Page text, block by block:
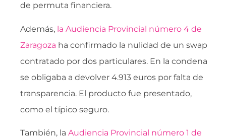
de permuta financiera.
Además, la Audiencia Provincial número 4 de
Zaragoza ha confirmado la nulidad de un swap
contratado por dos particulares. En la condena
se obligaba a devolver 4.913 euros por falta de
transparencia. El producto fue presentado,
como el típico seguro.
También, la Audiencia Provincial número 1 de